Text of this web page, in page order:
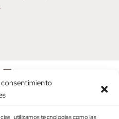
utilizamos tecnologías como las
5.